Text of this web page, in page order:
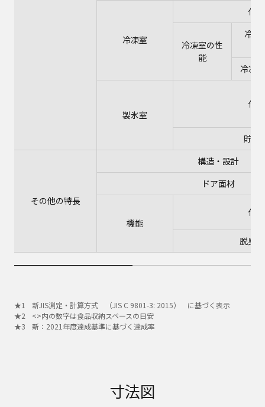
冷凍室
仕様
冷凍室の性
能
冷凍
冷凍
製氷室
仕様
貯氷
その他の特長
構造・設計
ドア面材
機能
仕様
脱臭
新JIS測定・計算方式 （JIS C 9801-3: 2015） に基づく表示
<>内の数字は食品収納スペースの目安
新：2021年度達成基準に基づく達成率
寸法図